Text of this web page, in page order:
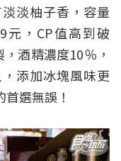
淡柚子香，容量
元，CP值高到破
酒精濃度10％，
添加冰塊風味更
選無誤！